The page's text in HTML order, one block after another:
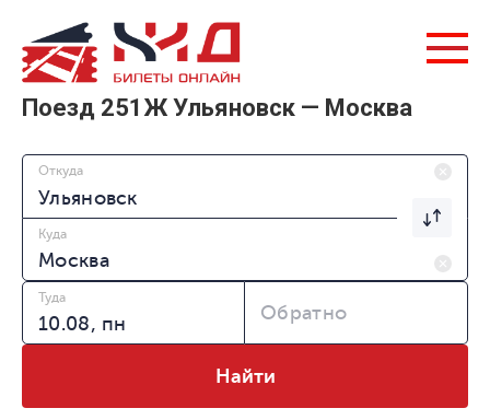
Поезд 251Ж Ульяновск — Москва
Откуда
Куда
Туда
Обратно
Найти